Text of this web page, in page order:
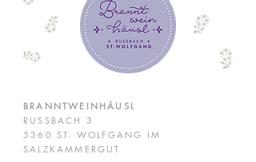
BRANNTWEINHÄUSL
RUSSBACH 3
5360 ST. WOLFGANG IM
SALZKAMMERGUT